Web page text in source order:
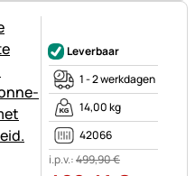
Leverbaar
1 - 2 werkdagen
14,00 kg
42066
i.p.v.:499,90€